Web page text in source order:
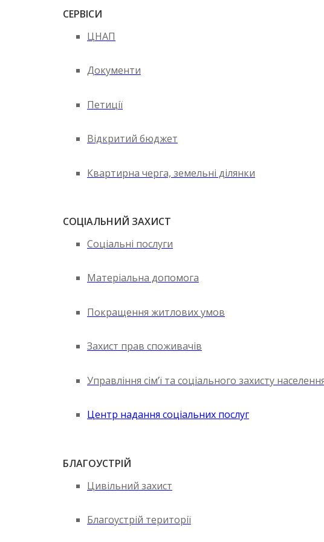
СЕРВІСИ
ЦНАП
Документи
Петиції
Відкритий бюджет
Квартирна черга, земельні ділянки
СОЦІАЛЬНИЙ ЗАХИСТ
Соціальні послуги
Матеріальна допомога
Покращення житлових умов
Захист прав споживачів
Управління сім’ї та соціального захисту
Центр надання соціальних послуг
БЛАГОУСТРІЙ
Цивільний захист
Благоустрій території